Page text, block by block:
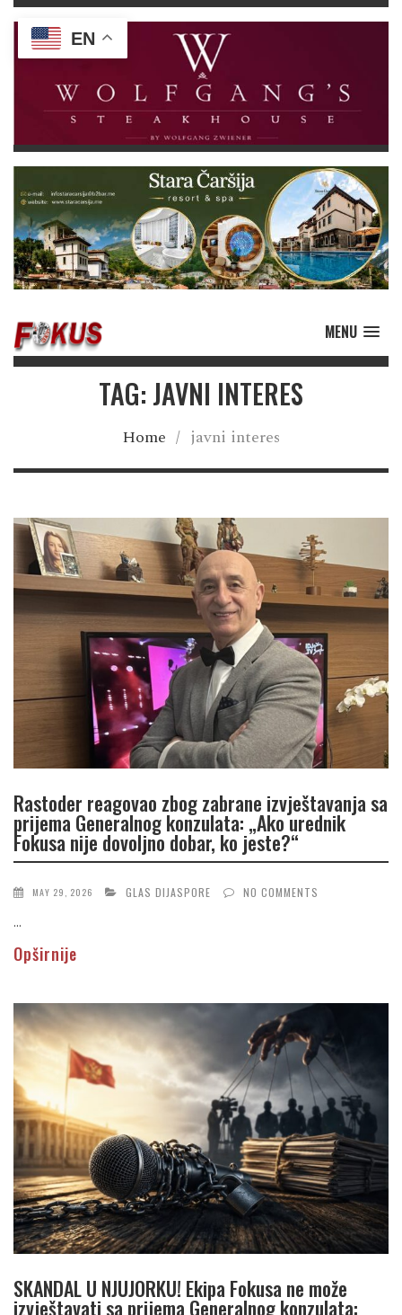
MENU
TAG: JAVNI INTERES
Home / javni interes
Rastoder reagovao zbog zabrane izvještavanja sa
prijema Generalnog konzulata: „Ako urednik
Fokusa nije dovoljno dobar, ko jeste?“
MAY 29, 2026 GLAS DIJASPORE NO COMMENTS
...
Opširnije
SKANDAL U NJUJORKU! Ekipa Fokusa ne može
izvještavati sa prijema Generalnog konzulata:
EN